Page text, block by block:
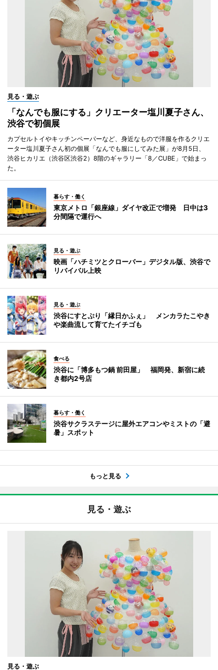
見る・遊ぶ
「なんでも服にする」クリエーター塩川夏子さん、
渋谷で初個展
カプセルトイやキッチンペーパーなど、身近なもので洋服を作るクリエ
ーター塩川夏子さん初の個展「なんでも服にしてみた展」が8月5日、
渋谷ヒカリエ（渋谷区渋谷2）8階のギャラリー「8／CUBE」で始まっ
た。
暮らす・働く
東京メトロ「銀座線」ダイヤ改正で増発 日中は3
分間隔で運行へ
見る・遊ぶ
映画「ハチミツとクローバー」デジタル版、渋谷で
リバイバル上映
見る・遊ぶ
渋谷にすとぷり「縁日かふぇ」 メンカラたこやき
や楽曲流して育てたイチゴも
食べる
渋谷に「博多もつ鍋 前田屋」 福岡発、新宿に続
き都内2号店
暮らす・働く
渋谷サクラステージに屋外エアコンやミストの「避
暑」スポット
もっと見る
見る・遊ぶ
見る・遊ぶ